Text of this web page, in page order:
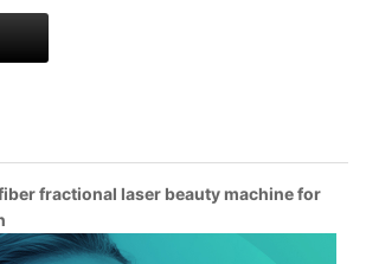
fractional laser beauty machine for